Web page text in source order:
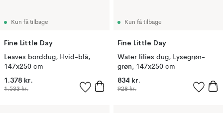
Kun få tilbage
Fine Little Day
Leaves borddug, Hvid-blå,
147x250 cm
1.378 kr.
1.533 kr.
Kun få tilbage
Fine Little Day
Water lilies dug, Lysegrøn-
grøn, 147x250 cm
834 kr.
928 kr.